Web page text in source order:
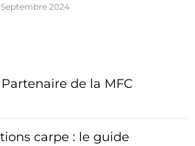
Septembre 2024
de la MFC
carpe : le guide